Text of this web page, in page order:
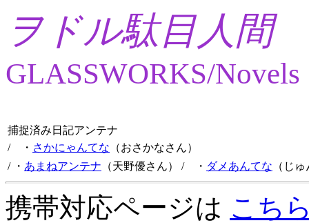
ヲドル駄目人間
GLASSWORKS/Novels
捕捉済み日記アンテナ
/ ・ さかにゃんてな （おさかなさん）
/ ・ あまねアンテナ （天野優さん） / ・ ダメあんてな （じ
携帯対応ページは こち